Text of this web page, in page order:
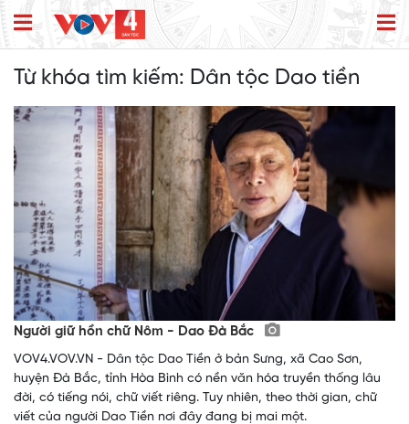
Từ khóa tìm kiếm: Dân tộc Dao tiền
Người giữ hồn chữ Nôm - Dao Đà Bắc
VOV4.VOV.VN - Dân tộc Dao Tiền ở bản Sưng, xã Cao Sơn,
huyện Đà Bắc, tỉnh Hòa Bình có nền văn hóa truyền thống lâu
đời, có tiếng nói, chữ viết riêng. Tuy nhiên, theo thời gian, chữ
viết của người Dao Tiền nơi đây đang bị mai một.